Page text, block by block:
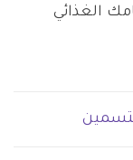
الغذائي